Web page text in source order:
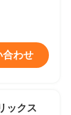
合わせ
ックス